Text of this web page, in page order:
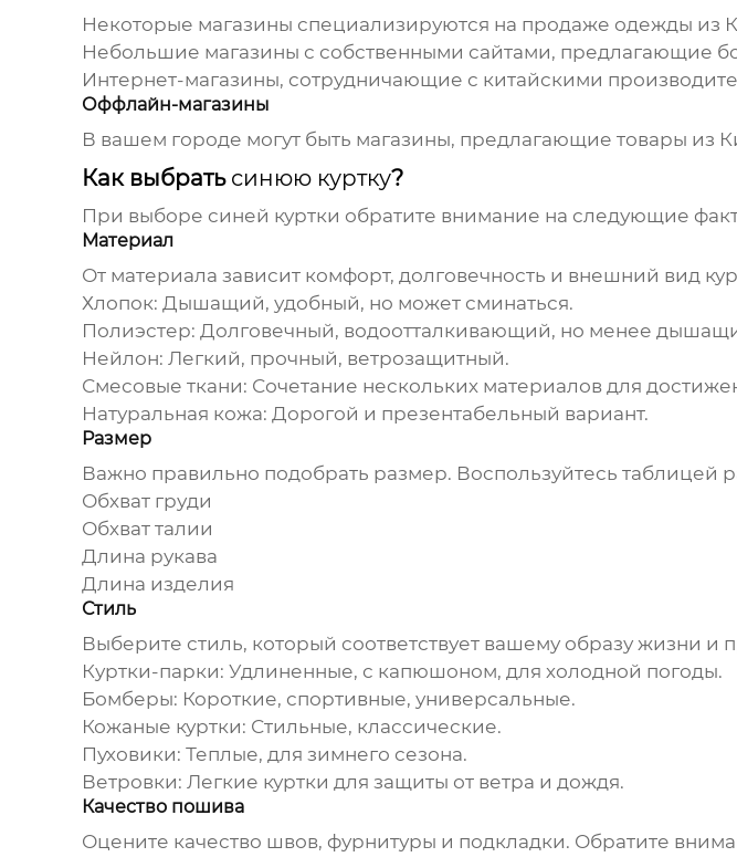
Некоторые магазины специализируются на продаже одежды из
Небольшие магазины с собственными сайтами, предлагающие
Интернет-магазины, сотрудничающие с китайскими
Оффлайн-магазины
В вашем городе могут быть магазины, предлагающие товары из
Как выбрать синюю куртку?
При выборе синей куртки обратите внимание на следующие
Материал
От материала зависит комфорт, долговечность и внешний вид
Хлопок: Дышащий, удобный, но может сминаться.
Полиэстер: Долговечный, водоотталкивающий, но менее
Нейлон: Легкий, прочный, ветрозащитный.
Смесовые ткани: Сочетание нескольких материалов для
Натуральная кожа: Дорогой и презентабельный вариант.
Размер
Важно правильно подобрать размер. Воспользуйтесь таблицей
Обхват груди
Обхват талии
Длина рукава
Длина изделия
Стиль
Выберите стиль, который соответствует вашему образу жизни и
Куртки-парки: Удлиненные, с капюшоном, для холодной погоды.
Бомберы: Короткие, спортивные, универсальные.
Кожаные куртки: Стильные, классические.
Пуховики: Теплые, для зимнего сезона.
Ветровки: Легкие куртки для защиты от ветра и дождя.
Качество пошива
Оцените качество швов, фурнитуры и подкладки. Обратите